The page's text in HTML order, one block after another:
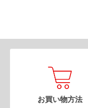
お買い物方法